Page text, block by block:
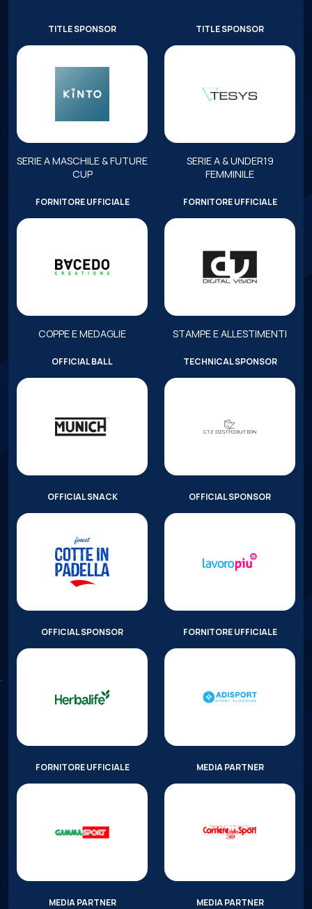
TITLE SPONSOR
SERIE A MASCHILE & FUTURE
CUP
TITLE SPONSOR
SERIE A & UNDER19
FEMMINILE
FORNITORE UFFICIALE
COPPE E MEDAGLIE
FORNITORE UFFICIALE
STAMPE E ALLESTIMENTI
OFFICIAL BALL TECHNICAL SPONSOR
OFFICIAL SNACK OFFICIAL SPONSOR
OFFICIAL SPONSOR FORNITORE UFFICIALE
FORNITORE UFFICIALE MEDIA PARTNER
MEDIA PARTNER MEDIA PARTNER